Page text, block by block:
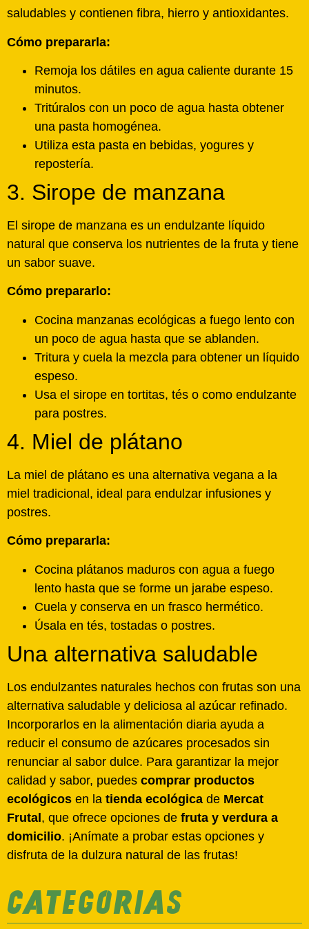
saludables y contienen fibra, hierro y antioxidantes.
Cómo prepararla:
Remoja los dátiles en agua caliente durante 15
minutos.
Tritúralos con un poco de agua hasta obtener
una pasta homogénea.
Utiliza esta pasta en bebidas, yogures y
repostería.
3. Sirope de manzana
El sirope de manzana es un endulzante líquido
natural que conserva los nutrientes de la fruta y tiene
un sabor suave.
Cómo prepararlo:
Cocina manzanas ecológicas a fuego lento con
un poco de agua hasta que se ablanden.
Tritura y cuela la mezcla para obtener un líquido
espeso.
Usa el sirope en tortitas, tés o como endulzante
para postres.
4. Miel de plátano
La miel de plátano es una alternativa vegana a la
miel tradicional, ideal para endulzar infusiones y
postres.
Cómo prepararla:
Cocina plátanos maduros con agua a fuego
lento hasta que se forme un jarabe espeso.
Cuela y conserva en un frasco hermético.
Úsala en tés, tostadas o postres.
Una alternativa saludable
Los endulzantes naturales hechos con frutas son una
alternativa saludable y deliciosa al azúcar refinado.
Incorporarlos en la alimentación diaria ayuda a
reducir el consumo de azúcares procesados sin
renunciar al sabor dulce. Para garantizar la mejor
calidad y sabor, puedes comprar productos
ecológicos en la tienda ecológica de Mercat
Frutal, que ofrece opciones de fruta y verdura a
domicilio. ¡Anímate a probar estas opciones y
disfruta de la dulzura natural de las frutas!
CATEGORIAS